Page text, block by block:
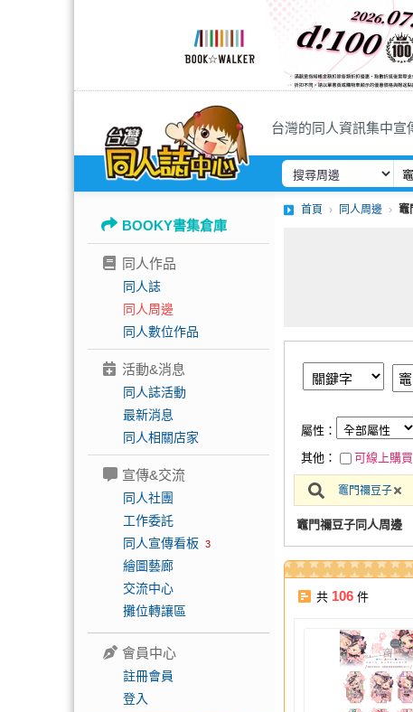
台灣的同人資訊集中宣
BOOKY書集倉庫
同人作品
同人誌
同人周邊
同人數位作品
活動&消息
同人誌活動
最新消息
同人相關店家
宣傳&交流
同人社團
工作委託
同人宣傳看板 3
繪圖藝廊
交流中心
攤位轉讓區
會員中心
註冊會員
登入
首頁 同人周邊 竈
屬性：
其他：
可線上購買
竈門禰豆子
竈門禰豆子同人周邊
共 106 件